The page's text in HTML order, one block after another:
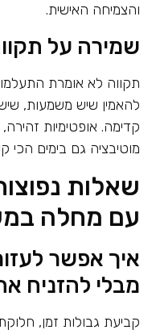
והצמיחה האישית.
שמירה על
תקווה לא אומרת
להאמין שיש משמעות,
קדימה. אופטימיות
מוטיבציה גם בימים הכי
שאלות
עם מחלה
איך אפשר
מבלי להזניח
קביעת גבולות זמן,